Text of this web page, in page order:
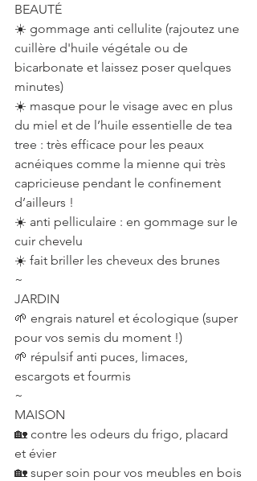
BEAUTÉ
☀️ gommage anti cellulite (rajoutez une
cuillère d'huile végétale ou de
bicarbonate et laissez poser quelques
minutes)
☀️ masque pour le visage avec en plus
du miel et de l’huile essentielle de tea
tree : très efficace pour les peaux
acnéiques comme la mienne qui très
capricieuse pendant le confinement
d’ailleurs !
☀️ anti pelliculaire : en gommage sur le
cuir chevelu
☀️ fait briller les cheveux des brunes
~
JARDIN
🌱 engrais naturel et écologique (super
pour vos semis du moment !)
🌱 répulsif anti puces, limaces,
escargots et fourmis
~
MAISON
🏡 contre les odeurs du frigo, placard
et évier
🏡 super soin pour vos meubles en bois